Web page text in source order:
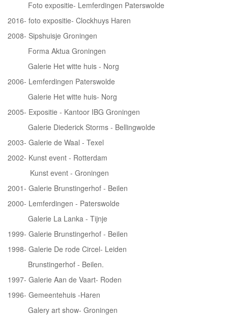
Foto expositie- Lemferdingen Paterswolde
2016- foto expositie- Clockhuys Haren
2008- Sipshuisje Groningen
Forma Aktua Groningen
Galerie Het witte huis - Norg
2006- Lemferdingen Paterswolde
Galerie Het witte huis- Norg
2005- Expositie - Kantoor IBG Groningen
Galerie Diederick Storms - Bellingwolde
2003- Galerie de Waal - Texel
2002- Kunst event - Rotterdam
Kunst event - Groningen
2001- Galerie Brunstingerhof - Beilen
2000- Lemferdingen - Paterswolde
Galerie La Lanka - Tijnje
1999- Galerie Brunstingerhof - Beilen
1998- Galerie De rode Circel- Leiden
Brunstingerhof - Beilen.
1997- Galerie Aan de Vaart- Roden
1996- Gemeentehuis -Haren
Galery art show- Groningen